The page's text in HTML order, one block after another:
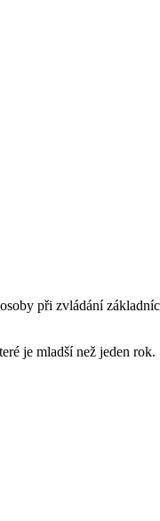
při zvládání
je mladší než jeden rok.